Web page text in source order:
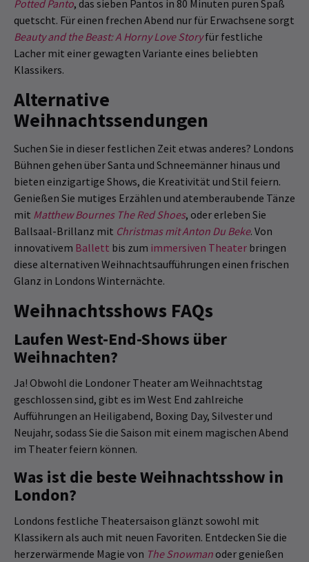
Potted Panto, das sieben Pantos in 80 Minuten puren Spaß
quetscht. Für einen frechen Abend nur für Erwachsene sorgt
Beauty and the Beast: A Horny Love Storyfür festliche
Lacher mit einer gewagten Variante eines beliebten
Klassikers.
Alternative
Weihnachtssendungen
Suchen Sie in dieser festlichen Zeit etwas anderes? Londons
Bühnen gehen über Santa und Schneemänner hinaus und
bieten einzigartige Shows, die Kreativität und Stil feiern.
Genießen Sie mutiges Erzählen und atemberaubende Tänze
mit Matthew Bournes The Red Shoes, oder erleben Sie
Ballsaal-Brillanz mit Christmas mit Anton Du Beke. Von
innovativem Ballett bis zum immersiven Theater bringen
diese alternativen Weihnachtsaufführungen einen frischen
Glanz in Londons Winternächte.
Weihnachtsshows FAQs
Laufen West-End-Shows über
Weihnachten?
Ja! Obwohl die Londoner Theater am Weihnachtstag
geschlossen sind, gibt es im West End zahlreiche
Aufführungen an Heiligabend, Boxing Day, Silvester und
Neujahr, sodass Sie die Saison mit einem magischen Abend
im Theater feiern können.
Was ist die beste Weihnachtsshow in
London?
Londons festliche Theatersaison glänzt sowohl mit
Klassikern als auch mit neuen Favoriten. Entdecken Sie die
herzerwärmende Magie von The Snowman oder genießen